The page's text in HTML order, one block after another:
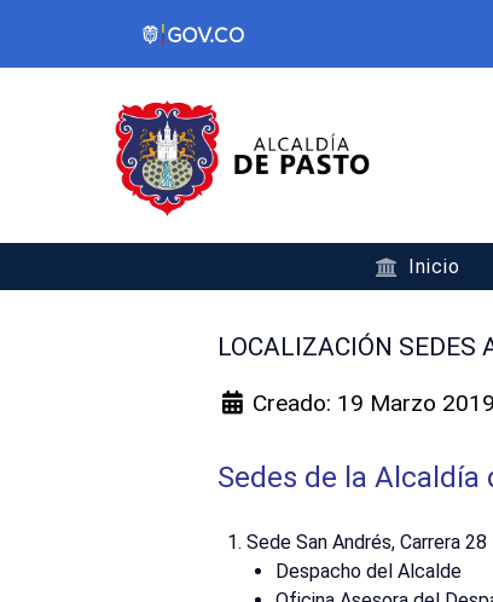
Inicio
LOCALIZACIÓN SEDES
Creado: 19 Marzo 2019
Sedes de la Alcaldía
Sede San Andrés, Carrera
Despacho del Alcalde